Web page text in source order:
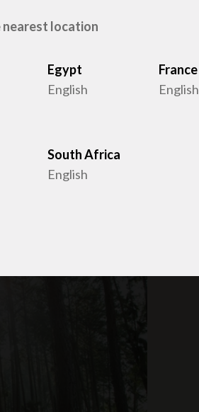
nearest location
Egypt
English
France
English
South Africa
English